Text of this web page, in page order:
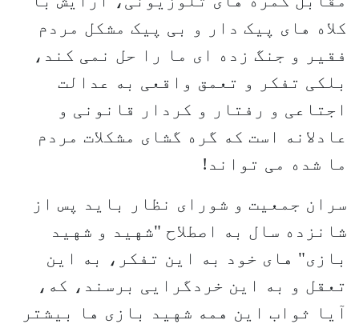
کلاه های پیک دار و بی پیک مشکل مردم
فقیر و جنگ زده ای ما را حل نمی کند،
بلکی تفکر و تعمق واقعی به عدالت
اجتاعی و رفتار و کردار قانونی و
عادلانه است که گره گشای مشکلات مردم
ما شده می تواند!
سران جمعیت و شورای نظار باید پس از
شانزده سال به اصطلاح "شهید و شهید
بازی" های خود به این تفکر، به این
تعقل و به این خردگرایی برسند، که،
آیا ثواب این همه شهید بازی ها بیشتر